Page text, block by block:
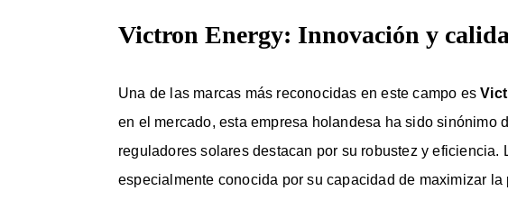
Victron Energy: Innovación y
Una de las marcas más reconocidas en este campo es
en el mercado, esta empresa holandesa ha sido sinónimo
reguladores solares destacan por su robustez y eficiencia.
especialmente conocida por su capacidad de maximizar